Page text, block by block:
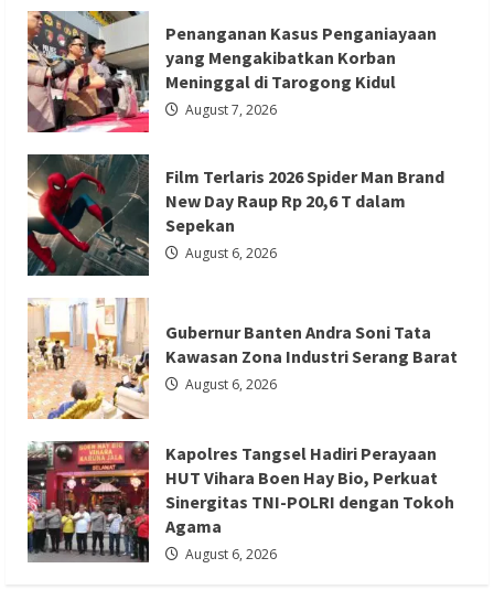
Berita Ekonomi dan Bisnis
Berita Nasional
Berita Terbaru
Gubernur Banten Andra Soni Tata
Kawasan Zona Industri Serang Barat
Redaksi 01
Berita Agama
Berita Trending
Kapolres Tangsel Hadiri Perayaan HUT
Vihara Boen Hay Bio, Perkuat Sinergitas
TNI-POLRI dengan Tokoh Agama
Redaksi 01 August 6, 2026
Kapolres
Kebumen
Bagikan
Perlengkapan
Sekolah
untuk
15
Siswa
di
Sempor
Penanganan Kasus Penganiayaan
yang Mengakibatkan Korban
Meninggal di Tarogong Kidul
August 7, 2026
Film Terlaris 2026 Spider Man Brand
New Day Raup Rp 20,6 T dalam
Sepekan
August 6, 2026
Gubernur Banten Andra Soni Tata
Kawasan Zona Industri Serang Barat
August 6, 2026
Kapolres Tangsel Hadiri Perayaan
HUT Vihara Boen Hay Bio, Perkuat
Sinergitas TNI-POLRI dengan Tokoh
Agama
August 6, 2026